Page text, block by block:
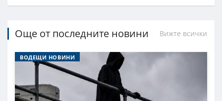
Още от последните новини Вижте всички
ВОДЕЩИ НОВИНИ